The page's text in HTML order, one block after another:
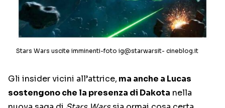
Stars Wars uscite imminenti-foto ig@starwarsit- cineblog.it
Gli insider vicini all’attrice, ma anche a Lucas
sostengono che la presenza di Dakota nella